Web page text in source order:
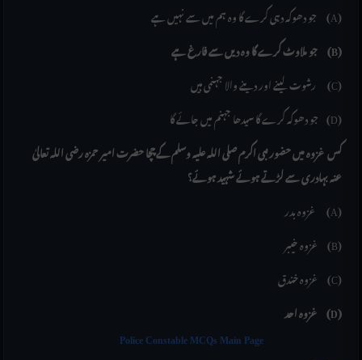
جو دھوکہ دہی کرے گا وہ ہم میں سے نہیں ہے (A)
جو ملاوٹ کرے گا وہ دیں سے فارغ ہے (B)
رشوت لینے اور دینے والا جہنمی ہیں (C)
جو دھوکہ کرے گا سیدھا جہنم میں جائے گا (D)
کس غزوہ میں حضور نبی اکرم صلی اللہ علیہ وسلم کے چچا حضرت امیر حمزہ رضی اللہ تعالیٰ
عنہ بہادری سے لڑتے ہوئے شہید ہوئے؟
غزوہ بدر (A)
غزوہ خیبر (B)
غزوہ خندق (C)
غزوہ احد (D)
Police Constable MCQs Main Page